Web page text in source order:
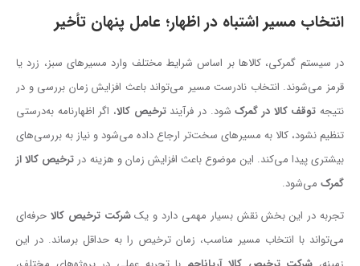
انتخاب مسیر اشتباه در اظهار؛ عامل پنهان تأخیر
در سیستم گمرکی، کالاها بر اساس شرایط مختلف وارد مسیرهای سبز، زرد یا
قرمز می‌شوند. انتخاب نادرست مسیر می‌تواند باعث افزایش زمان بررسی و در
نتیجه توقف کالا در گمرکشود. در فرآیندترخیص کالا، اگر اظهارنامه به‌درستی
تنظیم نشود، کالا به مسیرهای سخت‌تر ارجاع داده می‌شود و نیاز به بررسی‌های
بیشتری پیدا می‌کند. این موضوع باعث افزایش زمان و هزینه در ترخیص کالا از
گمرک می‌شود.
تجربه در این بخش نقش بسیار مهمی دارد و یکشرکت ترخیص کالا حرفه‌ای
می‌تواند با انتخاب مسیر مناسب، زمان ترخیص را به حداقل برساند. در این